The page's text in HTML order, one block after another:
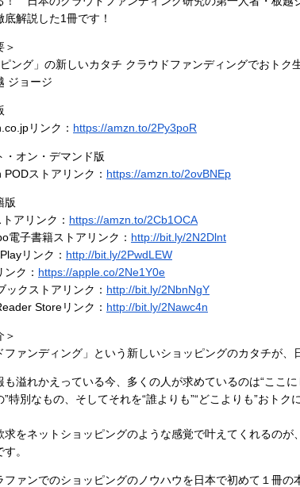
底解説した1冊です！
＞
ング」の新しいカタチ クラウドファンディングでおトク
ジョージ
リンク： https://amzn.to/2Py3poR
オン・デマンド版
ストアリンク： https://amzn.to/2ovBNEp
版
アリンク： https://amzn.to/2Cb1OCA
電子書籍ストアリンク： http://bit.ly/2N2Dlnt
リンク： http://bit.ly/2PwdLEW
ク： https://apple.co/2Ne1Y0e
クストアリンク： http://bit.ly/2NbnNgY
Storeリンク： http://bit.ly/2Nawc4n
＞
ファンディング」という新しいショッピングのカタチが、
も溢れかえっている今、多くの人が求めているのは“ここに
”特別なもの、そしてそれを“誰よりも”“どこよりも”おトク
求をネットショッピングのような感覚で叶えてくれるのが
。
ファンでのショッピングのノウハウを日本で初めて１冊